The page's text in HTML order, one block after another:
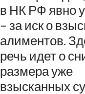
в НК РФ явно
– за иск о
алиментов.
речь идет о
размера уже
взысканных